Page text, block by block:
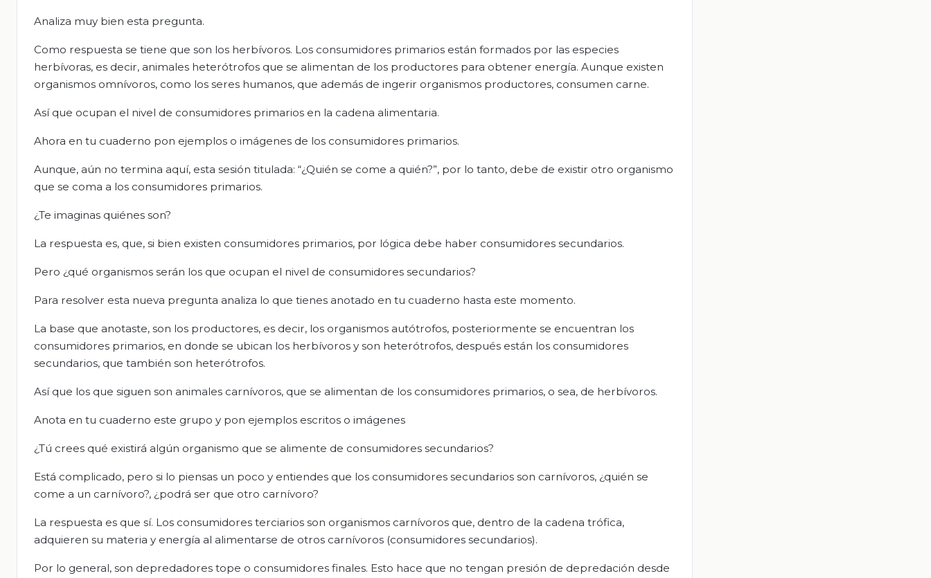
Analiza muy bien esta pregunta.
Como respuesta se tiene que son los herbívoros. Los consumidores primarios están formados por las especies
herbívoras, es decir, animales heterótrofos que se alimentan de los productores para obtener energía. Aunque existen
organismos omnívoros, como los seres humanos, que además de ingerir organismos productores, consumen carne.
Así que ocupan el nivel de consumidores primarios en la cadena alimentaria.
Ahora en tu cuaderno pon ejemplos o imágenes de los consumidores primarios.
Aunque, aún no termina aquí, esta sesión titulada: “¿Quién se come a quién?”, por lo tanto, debe de existir otro organismo
que se coma a los consumidores primarios.
¿Te imaginas quiénes son?
La respuesta es, que, si bien existen consumidores primarios, por lógica debe haber consumidores secundarios.
Pero ¿qué organismos serán los que ocupan el nivel de consumidores secundarios?
Para resolver esta nueva pregunta analiza lo que tienes anotado en tu cuaderno hasta este momento.
La base que anotaste, son los productores, es decir, los organismos autótrofos, posteriormente se encuentran los
consumidores primarios, en donde se ubican los herbívoros y son heterótrofos, después están los consumidores
secundarios, que también son heterótrofos.
Así que los que siguen son animales carnívoros, que se alimentan de los consumidores primarios, o sea, de herbívoros.
Anota en tu cuaderno este grupo y pon ejemplos escritos o imágenes
¿Tú crees qué existirá algún organismo que se alimente de consumidores secundarios?
Está complicado, pero si lo piensas un poco y entiendes que los consumidores secundarios son carnívoros, ¿quién se
come a un carnívoro?, ¿podrá ser que otro carnívoro?
La respuesta es que sí. Los consumidores terciarios son organismos carnívoros que, dentro de la cadena trófica,
adquieren su materia y energía al alimentarse de otros carnívoros (consumidores secundarios).
Por lo general, son depredadores tope o consumidores finales. Esto hace que no tengan presión de depredación desde